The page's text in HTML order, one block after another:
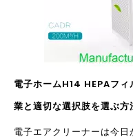
電子ホームH14 HEPAフ
業と適切な選択肢を選ぶ方
電子エアクリーナーは今